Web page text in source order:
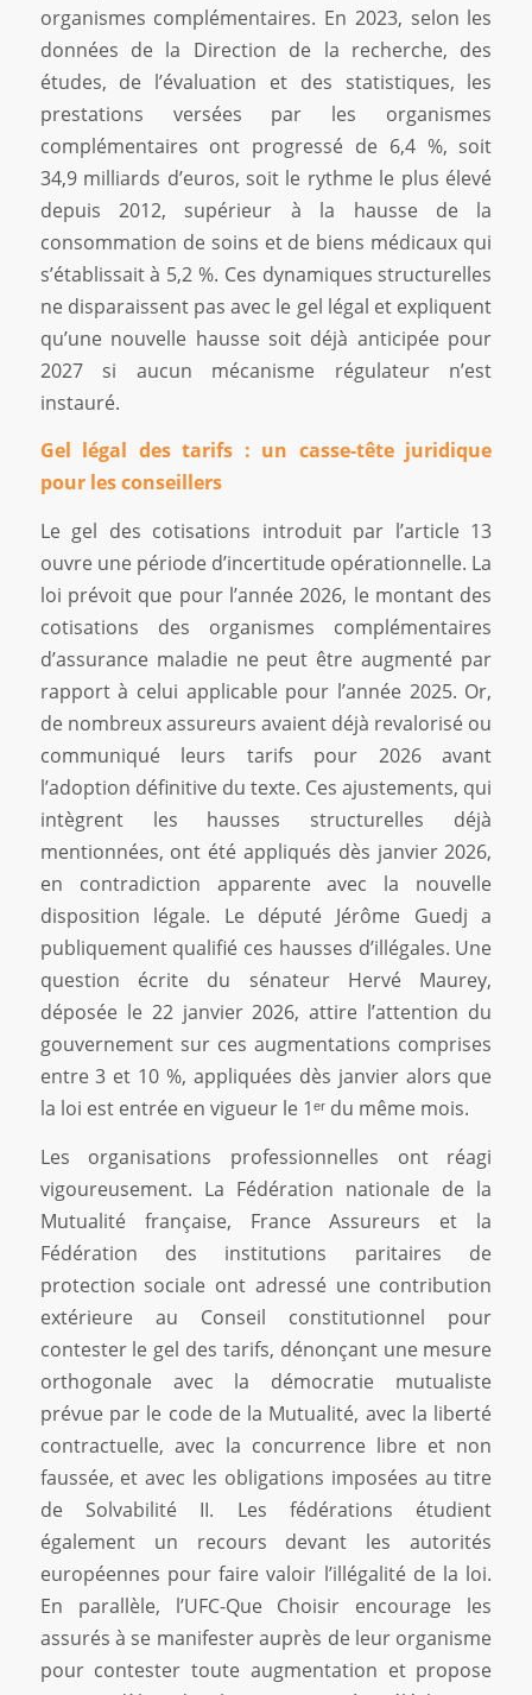
organismes complémentaires. En 2023, selon les
données de la Direction de la recherche, des
études, de l’évaluation et des statistiques, les
prestations versées par les organismes
complémentaires ont progressé de 6,4 %, soit
34,9 milliards d’euros, soit le rythme le plus élevé
depuis 2012, supérieur à la hausse de la
consommation de soins et de biens médicaux qui
s’établissait à 5,2 %. Ces dynamiques structurelles
ne disparaissent pas avec le gel légal et expliquent
qu’une nouvelle hausse soit déjà anticipée pour
2027 si aucun mécanisme régulateur n’est
instauré.
Gel légal des tarifs : un casse-tête juridique
pour les conseillers
Le gel des cotisations introduit par l’article 13
ouvre une période d’incertitude opérationnelle. La
loi prévoit que pour l’année 2026, le montant des
cotisations des organismes complémentaires
d’assurance maladie ne peut être augmenté par
rapport à celui applicable pour l’année 2025. Or,
de nombreux assureurs avaient déjà revalorisé ou
communiqué leurs tarifs pour 2026 avant
l’adoption définitive du texte. Ces ajustements, qui
intègrent les hausses structurelles déjà
mentionnées, ont été appliqués dès janvier 2026,
en contradiction apparente avec la nouvelle
disposition légale. Le député Jérôme Guedj a
publiquement qualifié ces hausses d’illégales. Une
question écrite du sénateur Hervé Maurey,
déposée le 22 janvier 2026, attire l’attention du
gouvernement sur ces augmentations comprises
entre 3 et 10 %, appliquées dès janvier alors que
la loi est entrée en vigueur le 1ᵉʳ du même mois.
Les organisations professionnelles ont réagi
vigoureusement. La Fédération nationale de la
Mutualité française, France Assureurs et la
Fédération des institutions paritaires de
protection sociale ont adressé une contribution
extérieure au Conseil constitutionnel pour
contester le gel des tarifs, dénonçant une mesure
orthogonale avec la démocratie mutualiste
prévue par le code de la Mutualité, avec la liberté
contractuelle, avec la concurrence libre et non
faussée, et avec les obligations imposées au titre
de Solvabilité II. Les fédérations étudient
également un recours devant les autorités
européennes pour faire valoir l’illégalité de la loi.
En parallèle, l’UFC-Que Choisir encourage les
assurés à se manifester auprès de leur organisme
pour contester toute augmentation et propose